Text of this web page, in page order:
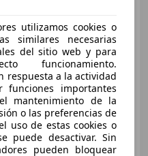
€ 32.000 1
Sin comparación
utilizamos cookies o
similares necesarias
del sitio web y para
funcionamiento.
respuesta a la actividad
importantes
mantenimiento de la
o las preferencias de
uso de estas cookies o
puede desactivar. Sin
pueden bloquear